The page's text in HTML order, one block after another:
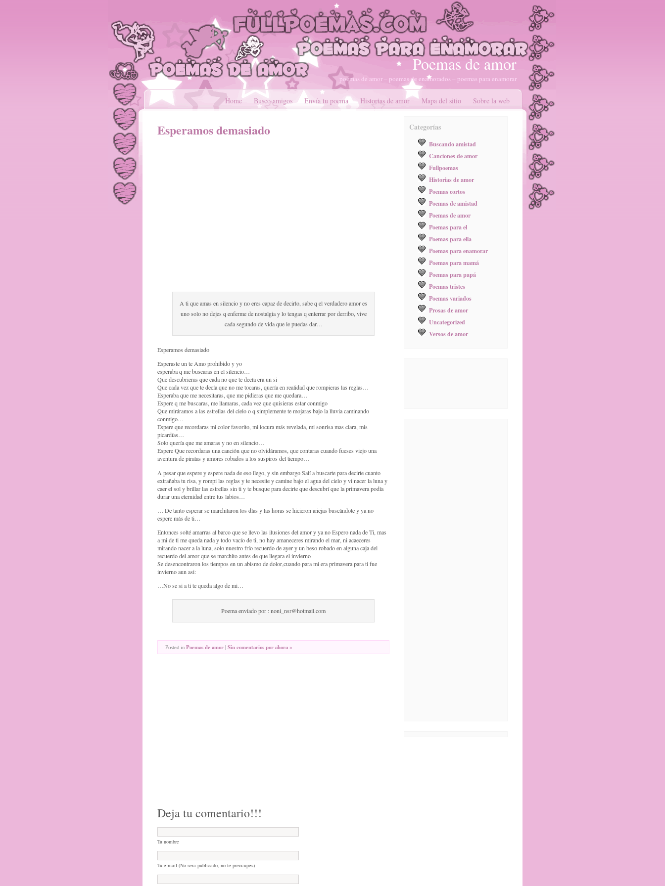
Poemas de amor
poemas de amor – poemas de enamorados – poemas para enamorar
Home Busco amigos Envía tu poema Historias de amor Mapa del sitio Sobre la web
Esperamos demasiado
A ti que amas en silencio y no eres capaz de decirlo, sabe q el verdadero amor es
uno solo no dejes q enferme de nostalgia y lo tengas q enterrar por derribo, vive
cada segundo de vida que le puedas dar…
Esperamos demasiado
Esperaste un te Amo prohibido y yo
esperaba q me buscaras en el silencio…
Que descubrieras que cada no que te decía era un si
Que cada vez que te decía que no me tocaras, quería en realidad que rompieras las reglas…
Esperaba que me necesitaras, que me pidieras que me quedara…
Espere q me buscaras, me llamaras, cada vez que quisieras estar conmigo
Que miráramos a las estrellas del cielo o q simplemente te mojaras bajo la lluvia caminando
conmigo…
Espere que recordaras mi color favorito, mi locura más revelada, mi sonrisa mas clara, mis
picardías…
Solo quería que me amaras y no en silencio…
Espere Que recordaras una canción que no olvidáramos, que contaras cuando fueses viejo una
aventura de piratas y amores robados a los suspiros del tiempo…
A pesar que espere y espere nada de eso llego, y sin embargo Salí a buscarte para decirte cuanto
extrañaba tu risa, y rompi las reglas y te necesite y camine bajo el agua del cielo y vi nacer la luna y
caer el sol y brillar las estrellas sin ti y te busque para decirte que descubrí que la primavera podía
durar una eternidad entre tus labios…
… De tanto esperar se marchitaron los días y las horas se hicieron añejas buscándote y ya no
espere más de ti…
Entonces solté amarras al barco que se llevo las ilusiones del amor y ya no Espero nada de Ti, mas
a mi de ti me queda nada y todo vacío de ti, no hay amaneceres mirando el mar, ni acaeceres
mirando nacer a la luna, solo nuestro frío recuerdo de ayer y un beso robado en alguna caja del
recuerdo del amor que se marchito antes de que llegara el invierno
Se desencontraron los tiempos en un abismo de dolor,cuando para mi era primavera para ti fue
invierno aun asi:
…No se si a ti te queda algo de mi…
Poema enviado por : noni_nsr@hotmail.com
Posted in Poemas de amor|Sin comentarios por ahora »
Deja tu comentario!!!
Tu nombre
Tu e-mail (No sera publicado, no te preocupes)
Categorías
Buscando amistad
Canciones de amor
Fullpoemas
Historias de amor
Poemas cortos
Poemas de amistad
Poemas de amor
Poemas para el
Poemas para ella
Poemas para enamorar
Poemas para mamá
Poemas para papá
Poemas tristes
Poemas variados
Prosas de amor
Uncategorized
Versos de amor